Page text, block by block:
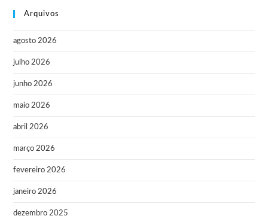
Arquivos
agosto 2026
julho 2026
junho 2026
maio 2026
abril 2026
março 2026
fevereiro 2026
janeiro 2026
dezembro 2025